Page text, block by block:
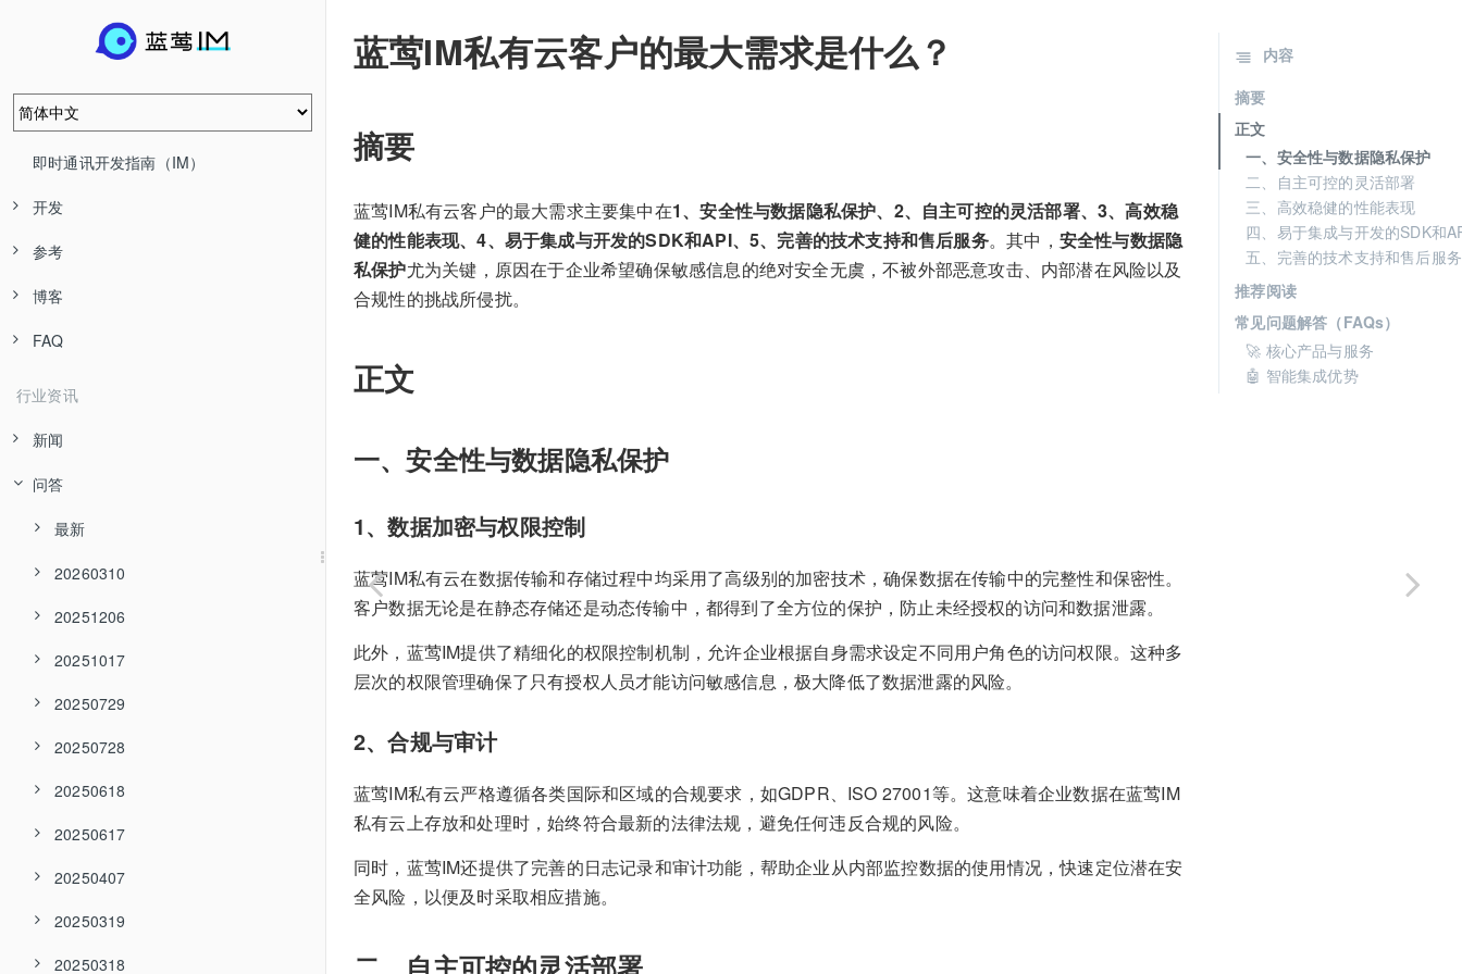
即时通讯开发指南（IM）
开发
参考
博客
FAQ
行业资讯
新闻
问答
最新
20260310
20251206
20251017
20250729
20250728
20250618
20250617
20250407
20250319
20250318
蓝莺IM私有云客户的最大需求是什么？
摘要
蓝莺IM私有云客户的最大需求主要集中在1、安全性与数据隐私保护、2、自主可控的灵活部署、3、高效稳
健的性能表现、4、易于集成与开发的SDK和API、5、完善的技术支持和售后服务。其中， 安全性与数据隐
私保护尤为关键，原因在于企业希望确保敏感信息的绝对安全无虞，不被外部恶意攻击、内部潜在风险以及
合规性的挑战所侵扰。
正文
一、安全性与数据隐私保护
1、数据加密与权限控制
蓝莺IM私有云在数据传输和存储过程中均采用了高级别的加密技术，确保数据在传输中的完整性和保密性。
客户数据无论是在静态存储还是动态传输中，都得到了全方位的保护，防止未经授权的访问和数据泄露。
此外，蓝莺IM提供了精细化的权限控制机制，允许企业根据自身需求设定不同用户角色的访问权限。这种多
层次的权限管理确保了只有授权人员才能访问敏感信息，极大降低了数据泄露的风险。
2、合规与审计
蓝莺IM私有云严格遵循各类国际和区域的合规要求，如GDPR、ISO 27001等。这意味着企业数据在蓝莺IM
私有云上存放和处理时，始终符合最新的法律法规，避免任何违反合规的风险。
同时，蓝莺IM还提供了完善的日志记录和审计功能，帮助企业从内部监控数据的使用情况，快速定位潜在安
全风险，以便及时采取相应措施。
二、自主可控的灵活部署
内容
摘要
正文
一、安全性与数据隐私保护
二、自主可控的灵活部署
三、高效稳健的性能表现
四、易于集成与开发的SDK和
五、完善的技术支持和售后服务
推荐阅读
常见问题解答（FAQs）
🚀 核心产品与服务
🤖 智能集成优势